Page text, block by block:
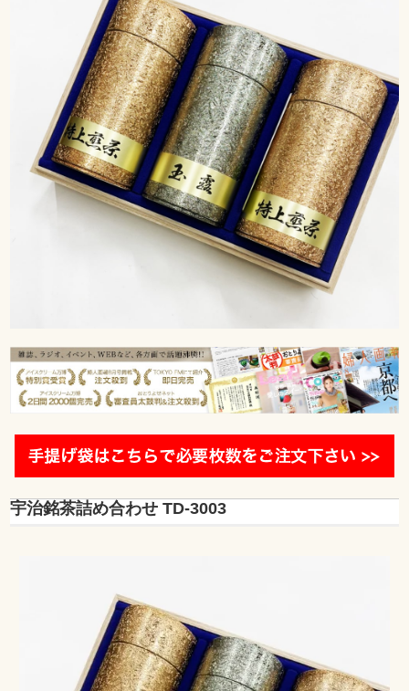
宇治銘茶詰め合わせ TD-3003